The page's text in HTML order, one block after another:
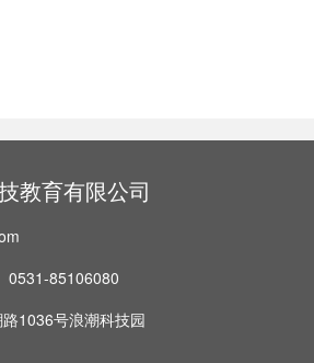
教育有限公司
85106080
1036号浪潮科技园